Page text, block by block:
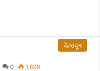
देहरादून
0 1,699